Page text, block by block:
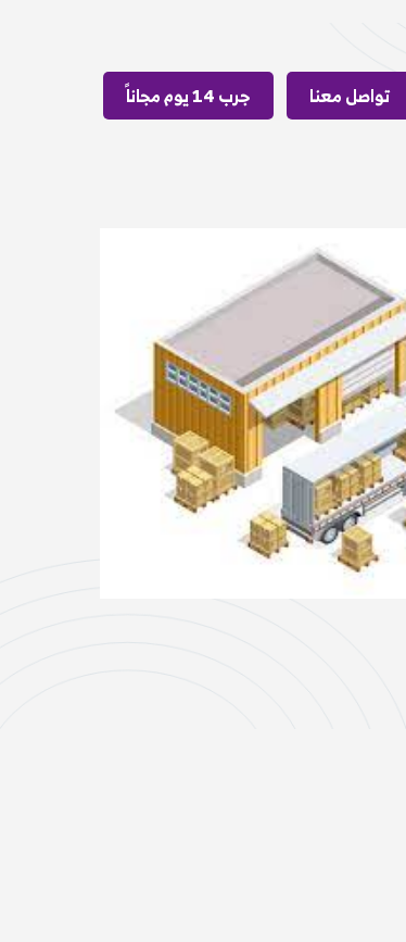
تواصل معنا جرب 14 يوم مجاناً